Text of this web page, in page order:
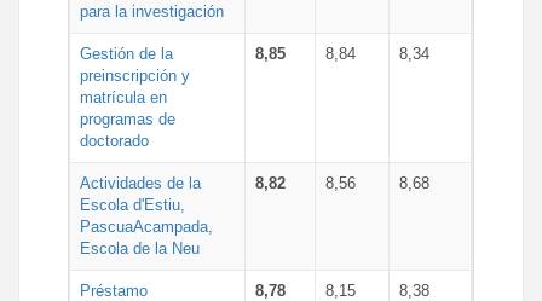
para la investigación
Gestión de la
preinscripción y
matrícula en
programas de
doctorado
8,85 8,84 8,34
Actividades de la
Escola d'Estiu,
PascuaAcampada,
Escola de la Neu
8,82 8,56 8,68
Préstamo
8,78 8,15 8,38